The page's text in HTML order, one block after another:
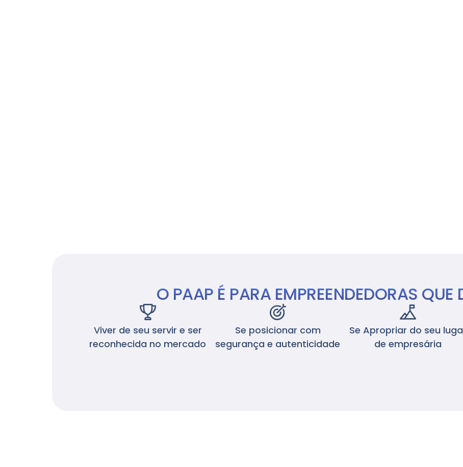
O PAAP É PARA EMPREENDEDORAS QUE
Viver de seu servir e ser
reconhecida no mercado
Se posicionar com
segurança e autenticidade
Se Apropriar do seu
de empresária